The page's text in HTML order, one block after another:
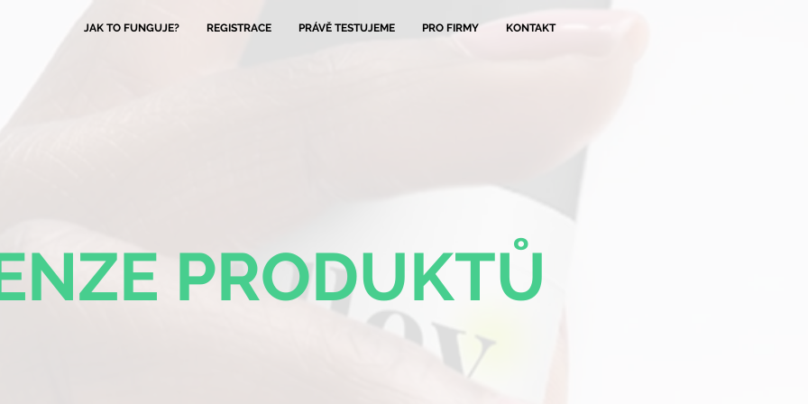
JAK TO FUNGUJE? REGISTRACE PRÁVĚ TESTUJEME PRO FIRMY KONTAKT
PRODUKTŮ